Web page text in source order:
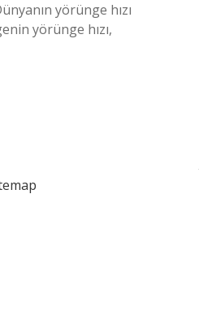
yörünge hızı
yörünge hızı,